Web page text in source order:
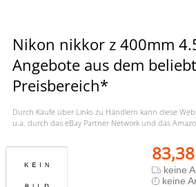
Nikon nikkor z 400mm
Angebote aus dem
Preisbereich*
Durch Käufe über Links zu Händlern kann diese
u.a. durch das eBay Partner Network und das
83,38
keine
keine